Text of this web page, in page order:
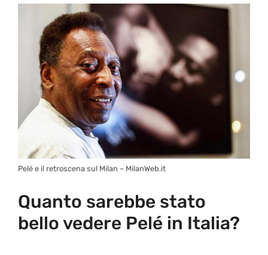
Pelé e il retroscena sul Milan – MilanWeb.it
Quanto sarebbe stato
bello vedere Pelé in Italia?